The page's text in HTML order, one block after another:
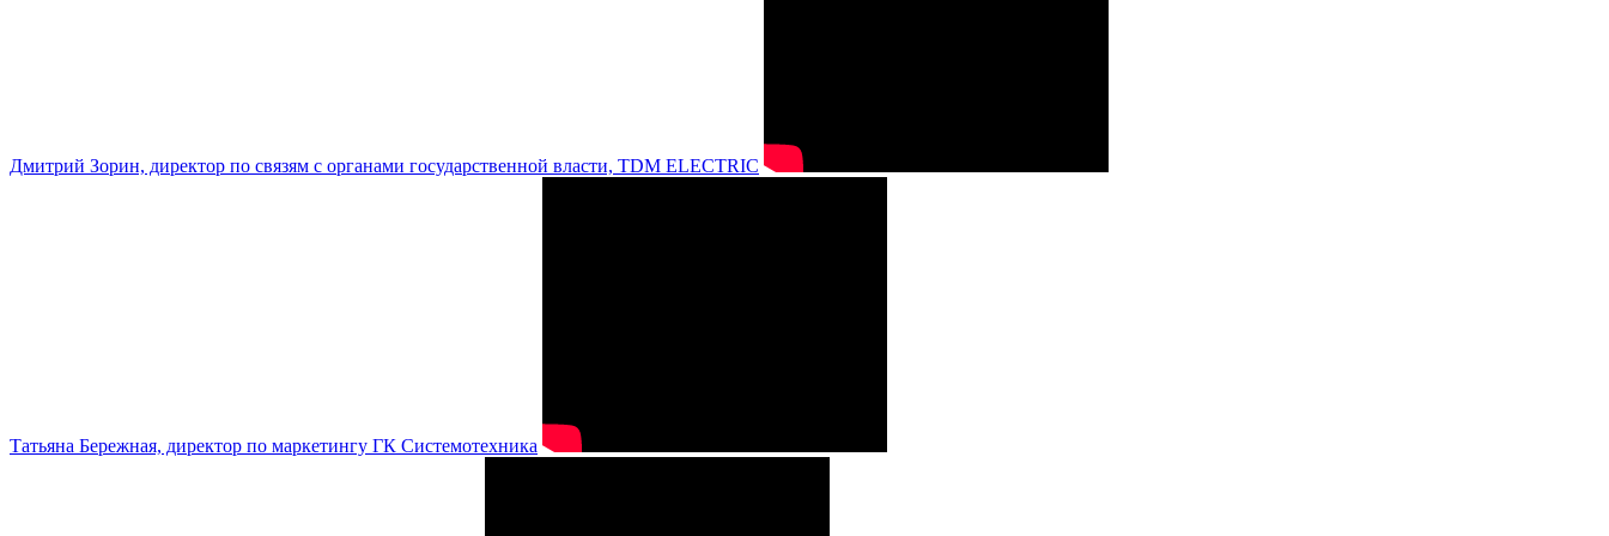
Дмитрий Зорин, директор по связям с органами государственной власти, TDM ELECTRIC
Татьяна Бережная, директор по маркетингу ГК Системотехника